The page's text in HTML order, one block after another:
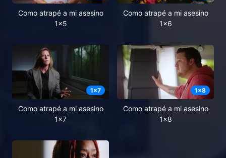
Como atrapé a mi asesino
1x5
Como atrapé a mi asesino
1x6
1x7
Como atrapé a mi asesino
1x7
1x8
Como atrapé a mi asesino
1x8